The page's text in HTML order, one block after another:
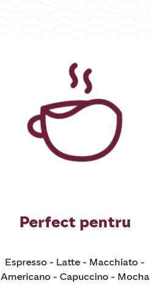
Perfect pentru
Espresso - Latte - Macchiato -
Americano - Capuccino - Mocha